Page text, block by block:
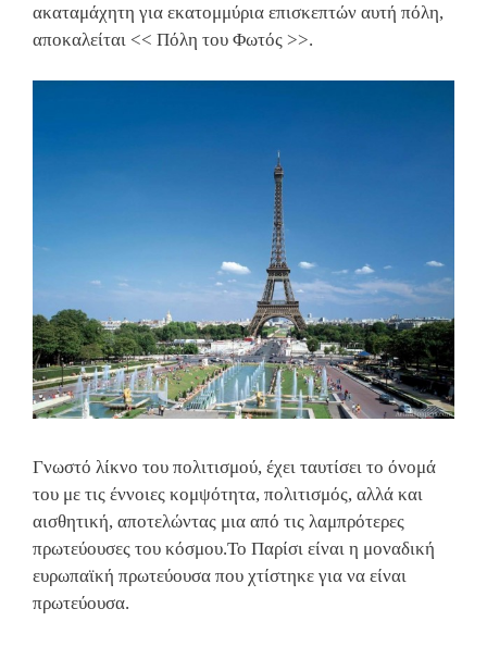
ακαταμάχητη για εκατομμύρια επισκεπτών αυτή πόλη,
αποκαλείται << Πόλη του Φωτός >>.
Γνωστό λίκνο του πολιτισμού, έχει ταυτίσει το όνομά
του με τις έννοιες κομψότητα, πολιτισμός, αλλά και
αισθητική, αποτελώντας μια από τις λαμπρότερες
πρωτεύουσες του κόσμου.Το Παρίσι είναι η μοναδική
ευρωπαϊκή πρωτεύουσα που χτίστηκε για να είναι
πρωτεύουσα.